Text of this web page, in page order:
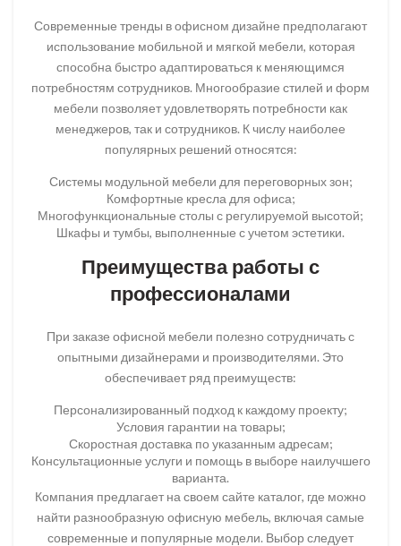
Современные тренды в офисном дизайне предполагают
использование мобильной и мягкой мебели, которая
способна быстро адаптироваться к меняющимся
потребностям сотрудников. Многообразие стилей и форм
мебели позволяет удовлетворять потребности как
менеджеров, так и сотрудников. К числу наиболее
популярных решений относятся:
Системы модульной мебели для переговорных зон;
Комфортные кресла для офиса;
Многофункциональные столы с регулируемой высотой;
Шкафы и тумбы, выполненные с учетом эстетики.
Преимущества работы с
профессионалами
При заказе офисной мебели полезно сотрудничать с
опытными дизайнерами и производителями. Это
обеспечивает ряд преимуществ:
Персонализированный подход к каждому проекту;
Условия гарантии на товары;
Скоростная доставка по указанным адресам;
Консультационные услуги и помощь в выборе наилучшего
варианта.
Компания предлагает на своем сайте каталог, где можно
найти разнообразную офисную мебель, включая самые
современные и популярные модели. Выбор следует